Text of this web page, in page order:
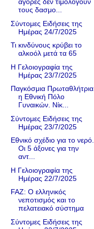
αγορές δεν τιμολογούν
τους δασμο...
Σύντομες Ειδήσεις της
Ημέρας 24/7/2025
Τι κινδύνους κρύβει το
αλκοόλ μετά τα 65
Η Γελοιογραφία της
Ημέρας 23/7/2025
Παγκόσμια Πρωταθλήτρια
η Εθνική Πόλο
Γυναικών. Νίκ...
Σύντομες Ειδήσεις της
Ημέρας 23/7/2025
Εθνικό σχέδιο για το νερό.
Οι 5 άξονες για την
αντ...
Η Γελοιογραφία της
Ημέρας 22/7/2025
FAZ: Ο ελληνικός
νεποτισμός και το
πελατειακό σύστημα
Σύντομες Ειδήσεις της